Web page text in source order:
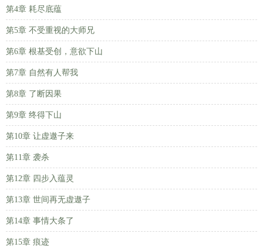
第4章 耗尽底蕴
第5章 不受重视的大师兄
第6章 根基受创，意欲下山
第7章 自然有人帮我
第8章 了断因果
第9章 终得下山
第10章 让虚遨子来
第11章 袭杀
第12章 四步入蕴灵
第13章 世间再无虚遨子
第14章 事情大条了
第15章 痕迹